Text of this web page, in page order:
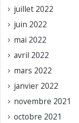
juillet 2022
juin 2022
mai 2022
avril 2022
mars 2022
janvier 2022
novembre 2021
octobre 2021